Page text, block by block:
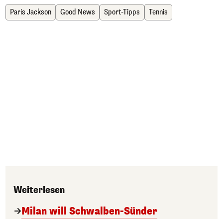
Paris Jackson Good News Sport-Tipps Tennis
Weiterlesen
Milan will Schwalben-Sünder